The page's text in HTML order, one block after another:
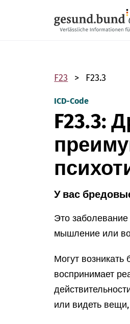
F23 F23.3
ICD-Code
F23.3:
У вас
Это
мышление или
Могут
воспринимает
или видеть